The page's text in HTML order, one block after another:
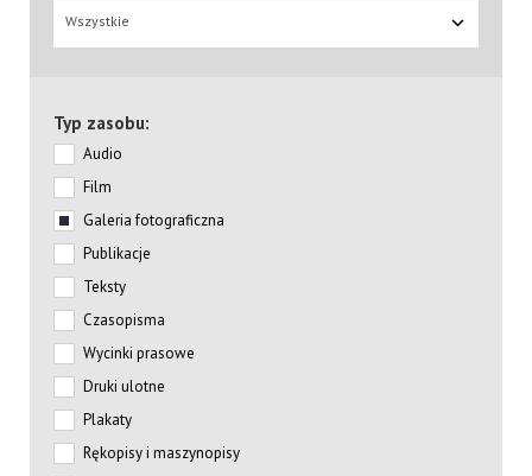
Wszystkie
Typ zasobu:
Audio
Film
Galeria fotograficzna
Publikacje
Teksty
Czasopisma
Wycinki prasowe
Druki ulotne
Plakaty
Rękopisy i maszynopisy